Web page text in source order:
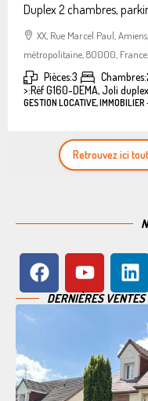
Duplex 2 chambres,
XX, Rue Marcel Paul,
métropolitaine, 80000,
Pièces:3 Chambres:
>:Réf G160-DEMA, Joli
GESTION LOCATIVE,
Retrouvez ici
DERNIÈRES